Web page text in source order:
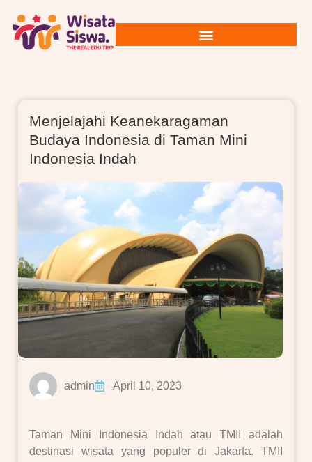
Menjelajahi Keanekaragaman
Budaya Indonesia di Taman Mini
Indonesia Indah
admin April 10, 2023
Taman Mini Indonesia Indah atau TMII adalah
destinasi wisata yang populer di Jakarta. TMII